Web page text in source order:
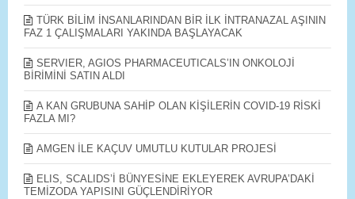
TÜRK BİLİM İNSANLARINDAN BİR İLK İNTRANAZAL AŞININ
FAZ 1 ÇALIŞMALARI YAKINDA BAŞLAYACAK
SERVIER, AGIOS PHARMACEUTICALS’IN ONKOLOJİ
BİRİMİNİ SATIN ALDI
A KAN GRUBUNA SAHİP OLAN KİŞİLERİN COVID-19 RİSKİ
FAZLA MI?
AMGEN İLE KAÇUV UMUTLU KUTULAR PROJESİ
ELIS, SCALIDS’İ BÜNYESİNE EKLEYEREK AVRUPA’DAKİ
TEMİZODA YAPISINI GÜÇLENDİRİYOR